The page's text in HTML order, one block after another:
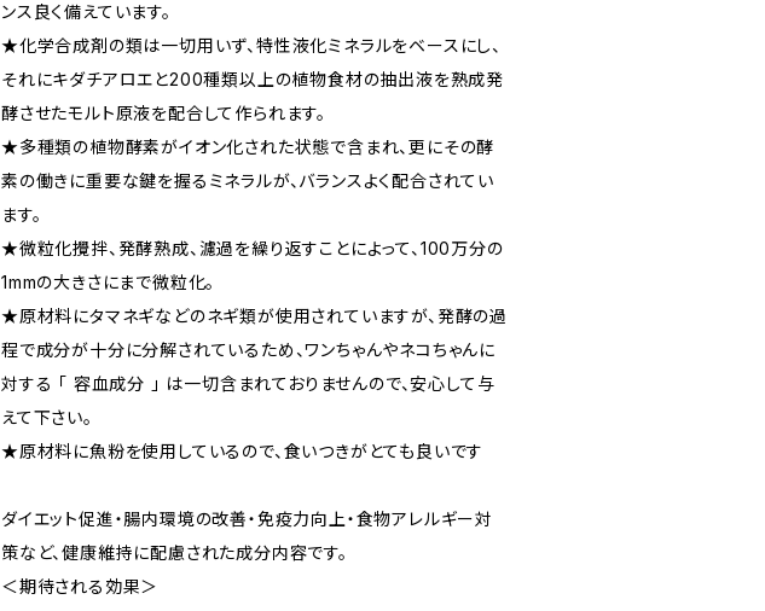
ンス良く備えています。
★化学合成剤の類は一切用いず、特性液化ミネラルをベースにし、
それにキダチアロエと200種類以上の植物食材の抽出液を熟成発
酵させたモルト原液を配合して作られます。
★多種類の植物酵素がイオン化された状態で含まれ、更にその酵
素の働きに重要な鍵を握るミネラルが、バランスよく配合されてい
ます。
★微粒化攪拌、発酵熟成、濾過を繰り返すことによって、100万分の
1mmの大きさにまで微粒化。
★原材料にタマネギなどのネギ類が使用されていますが、発酵の過
程で成分が十分に分解されているため、ワンちゃんやネコちゃんに
対する 「 容血成分 」 は一切含まれておりませんので、安心して与
えて下さい。
★原材料に魚粉を使用しているので、食いつきがとても良いです
ダイエット促進・腸内環境の改善・免疫力向上・食物アレルギー対
策など、健康維持に配慮された成分内容です。
＜期待される効果＞